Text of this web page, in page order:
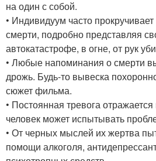
на один с собой.
• Индивидуум часто
смерти, подробно представляя
автокатастрофе, в огне, от рук
• Любые напоминания о смерти
дрожь. Будь-то вывеска
сюжет фильма.
• Постоянная тревога
человек может испытывать
• От черных мыслей их жертва
помощи алкоголя,